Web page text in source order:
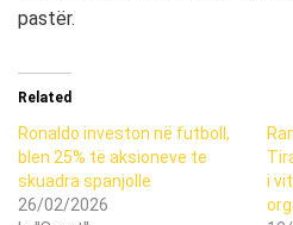
pastër.
Related
Ronaldo investon në futboll,
blen 25% të aksioneve te
skuadra spanjolle
26/02/2026
i